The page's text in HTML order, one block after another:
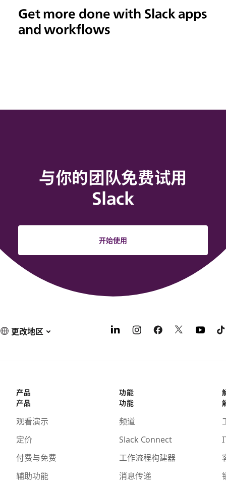
Get more done with Slack apps
and workflows
与你的团队免费试用
Slack
开始使用
更改地区
产品
产品
观看演示
定价
付费与免费
辅助功能
功能
功能
频道
Slack Connect
工作流程构建器
消息传递